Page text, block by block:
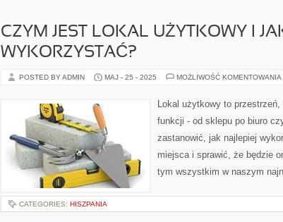
CZYM JEST LOKAL UŻYTKOWY I
WYKORZYSTAĆ?
POSTED BY ADMIN MAJ - 25 - 2025 MOŻLIWOŚĆ KOMENTOWANIA
Lokal użytkowy to przestrzeń,
funkcji - od sklepu po biuro
zastanowić, jak najlepiej
miejsca i sprawić, że będzie
tym wszystkim w naszym
CATEGORIES: HISZPANIA